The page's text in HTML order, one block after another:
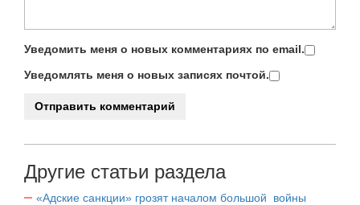
Уведомить меня о новых комментариях по email.
Уведомлять меня о новых записях почтой.
Другие статьи раздела
«Адские санкции» грозят началом большой войны